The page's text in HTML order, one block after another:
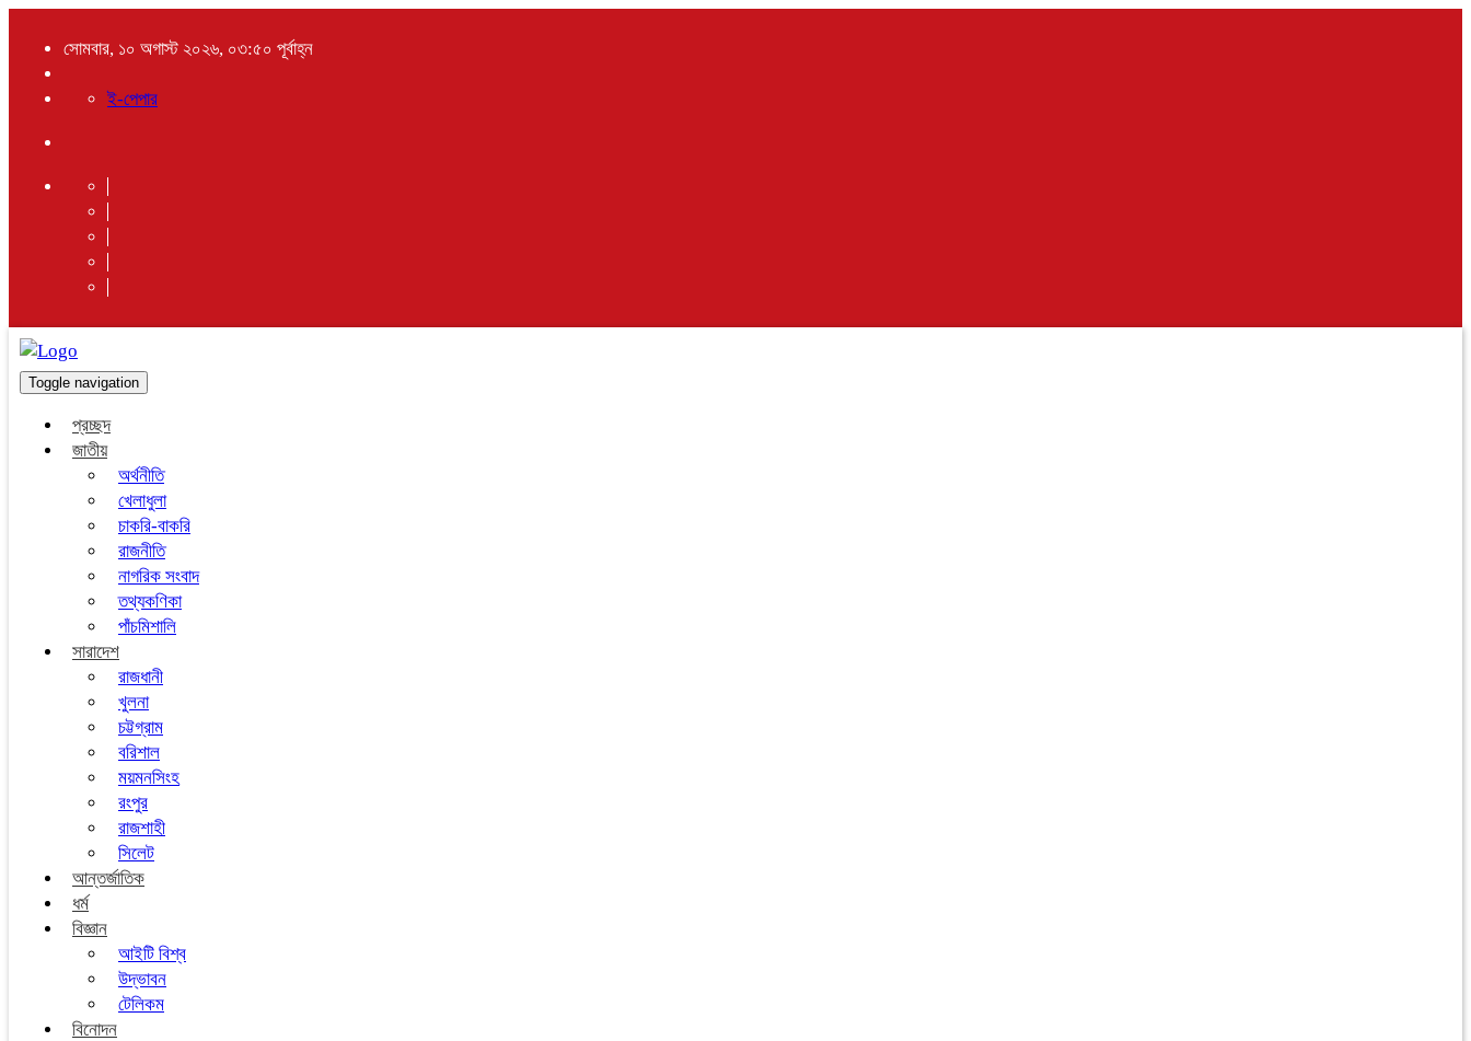
সোমবার, ১০ অগাস্ট ২০২৬, ০৩:৫০ পূর্বাহ্ন
ই-পেপার
Toggle navigation
প্রচ্ছদ
জাতীয়
অর্থনীতি
খেলাধুলা
চাকরি-বাকরি
রাজনীতি
নাগরিক সংবাদ
তথ্যকণিকা
পাঁচমিশালি
সারাদেশ
রাজধানী
খুলনা
চট্টগ্রাম
বরিশাল
ময়মনসিংহ
রংপুর
রাজশাহী
সিলেট
আন্তর্জাতিক
ধর্ম
বিজ্ঞান
আইটি বিশ্ব
উদ্ভাবন
টেলিকম
বিনোদন